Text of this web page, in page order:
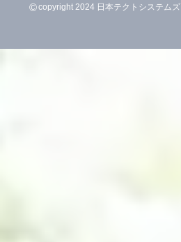
©copyright 2024 日本テクトシステムズ